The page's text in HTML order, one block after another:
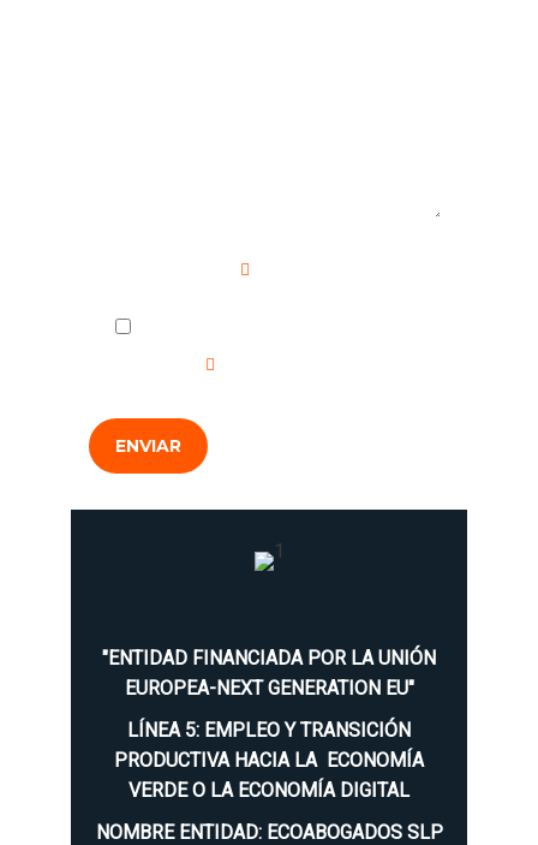
ENVIAR
"ENTIDAD FINANCIADA POR LA UNIÓN
EUROPEA-NEXT GENERATION EU"
LÍNEA 5: EMPLEO Y TRANSICIÓN
PRODUCTIVA HACIA LA ECONOMÍA
VERDE O LA ECONOMÍA DIGITAL
NOMBRE ENTIDAD: ECOABOGADOS SLP